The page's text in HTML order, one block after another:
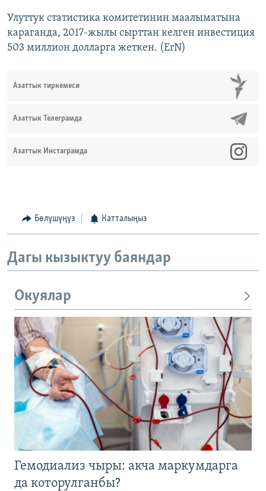
Улуттук статистика комитетинин маалыматына
караганда, 2017-жылы сырттан келген инвестиция
503 миллион долларга жеткен. (ErN)
Азаттык тиркемеси
Азаттык Телеграмда
Азаттык Инстаграмда
Бөлүшүңүз Катталыңыз
Дагы кызыктуу баяндар
Окуялар
Гемодиализ чыры: акча маркумдарга
да которулганбы?